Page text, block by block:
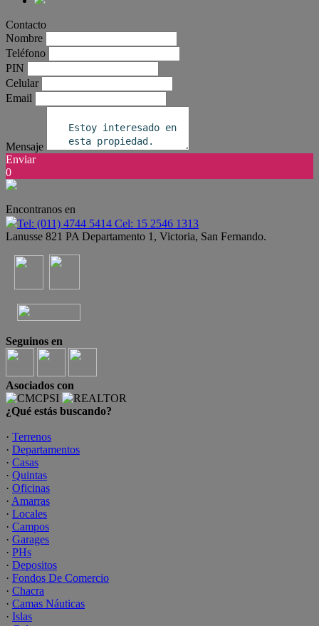
Contacto
Nombre
Teléfono
PIN
Celular
Email
Mensaje
Enviar
0
Encontranos en
Tel: (011) 4744 5414 Cel: 15 2546 1313
Lanusse 821 PA Departamento 1, Victoria, San Fernando.
Seguinos en
Asociados con
¿Qué estás buscando?
· Terrenos
· Departamentos
· Casas
· Quintas
· Oficinas
· Amarras
· Locales
· Campos
· Garages
· PHs
· Depositos
· Fondos De Comercio
· Chacra
· Camas Náuticas
· Islas